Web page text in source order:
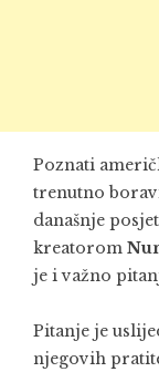
Poznati
trenutno
današnje
kreatorom
je i važno
Pitanje je
njegovih